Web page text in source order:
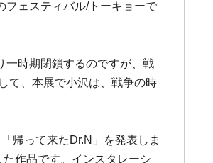
フェスティバル/トーキョーで
一時期閉鎖するのですが、戦
て、本展で小沢は、戦争の時
帰って来たDr.N」を発表しま
作品です。インスタレーシ